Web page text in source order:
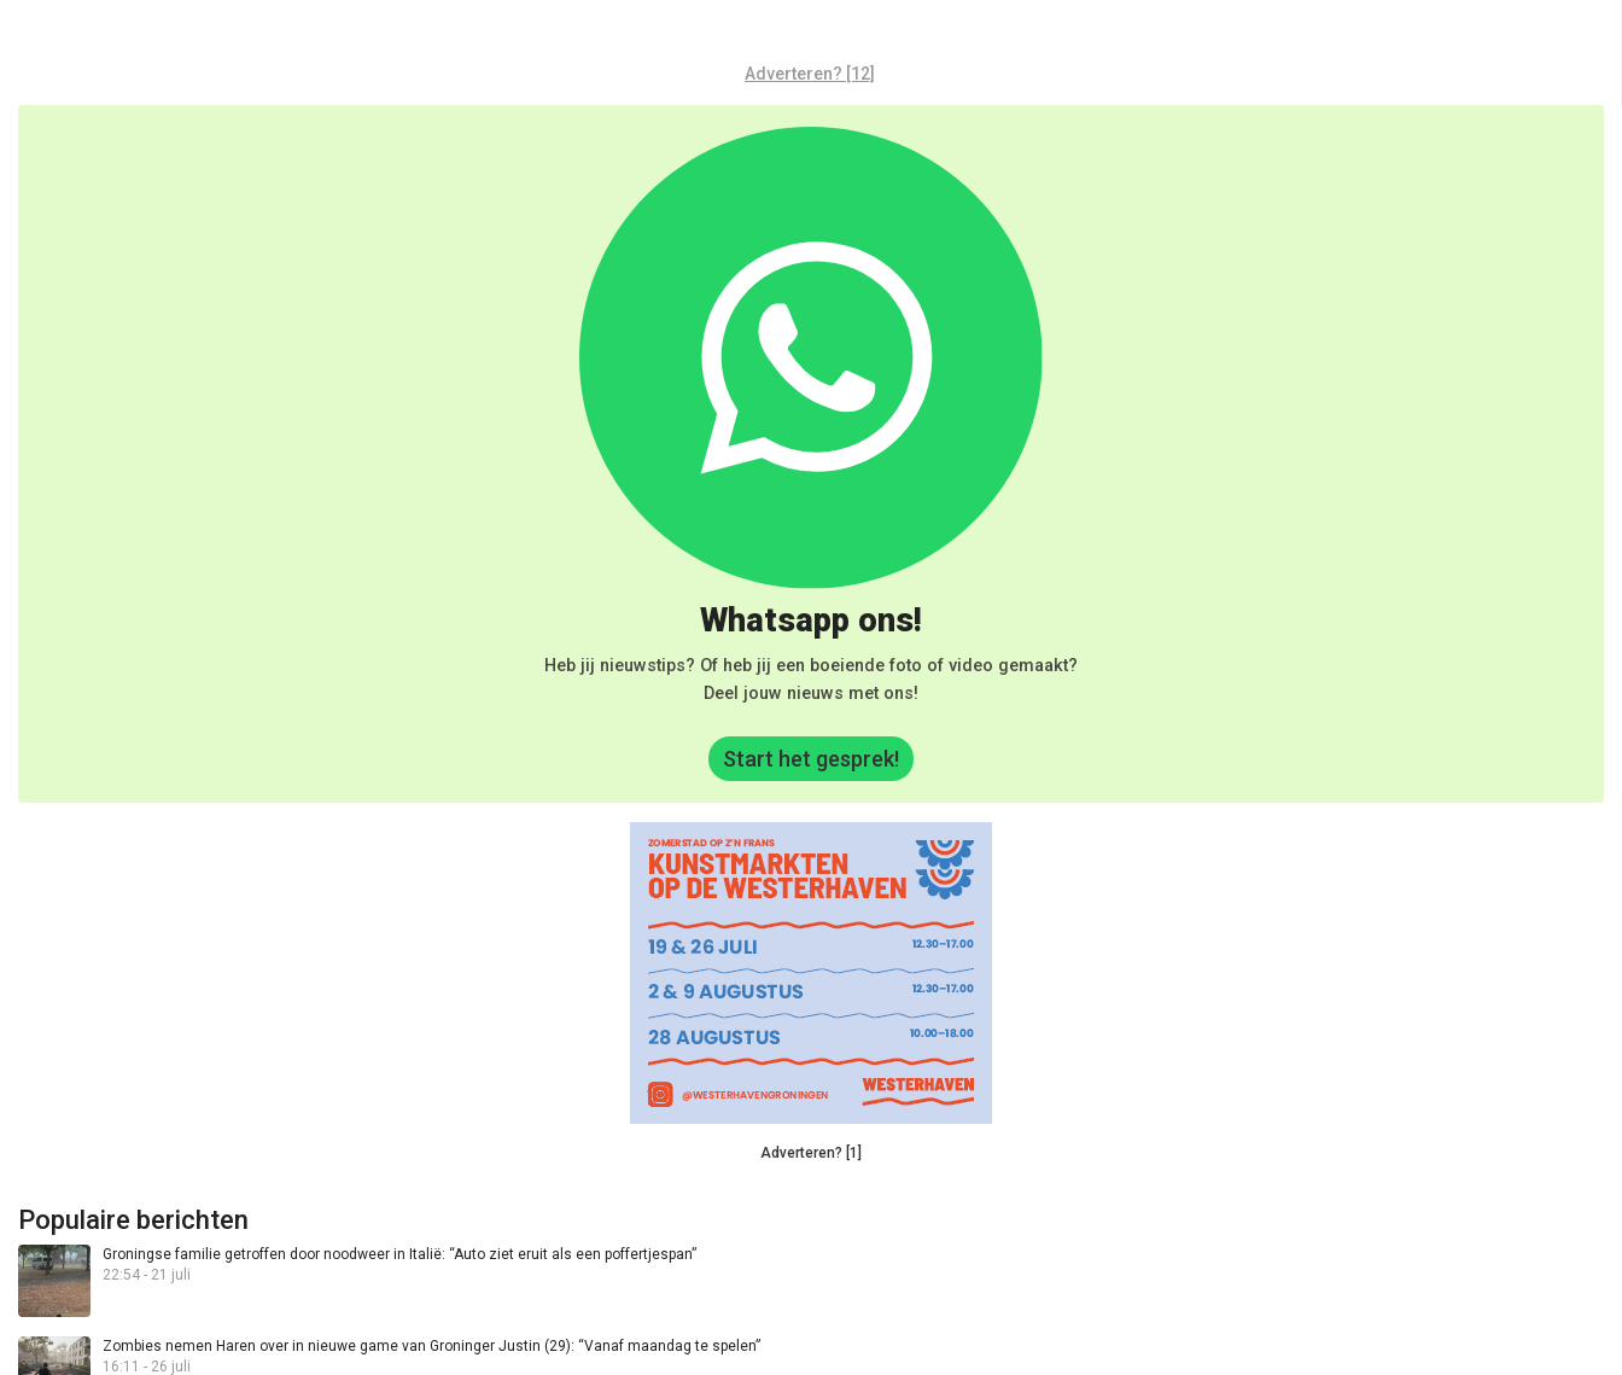
Adverteren? [12]
Whatsapp ons!
Heb jij nieuwstips? Of heb jij een boeiende foto of video gemaakt?
Deel jouw nieuws met ons!
Start het gesprek!
Adverteren? [1]
Populaire berichten
Groningse familie getroffen door noodweer in Italië: “Auto ziet eruit als een poffertjespan”
22:54 - 21 juli
Zombies nemen Haren over in nieuwe game van Groninger Justin (29): “Vanaf maandag te spelen”
16:11 - 26 juli